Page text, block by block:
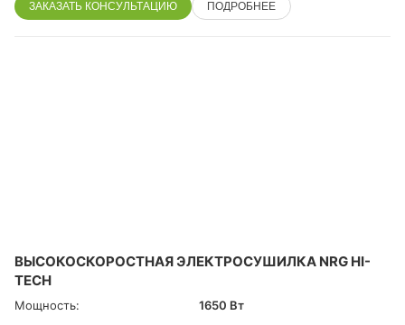
ЗАКАЗАТЬ КОНСУЛЬТАЦИЮ ПОДРОБНЕЕ
ВЫСОКОСКОРОСТНАЯ ЭЛЕКТРОСУШИЛКА NRG HI-
TECH
Мощность: 1650 Вт